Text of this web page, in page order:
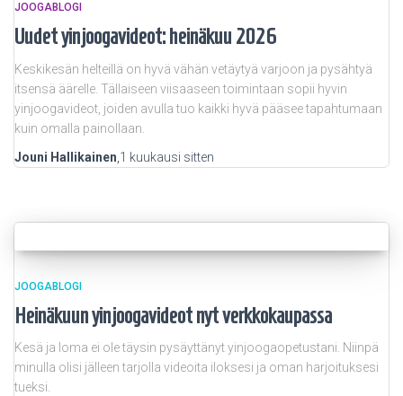
JOOGABLOGI
Uudet yinjoogavideot: heinäkuu 2026
Keskikesän helteillä on hyvä vähän vetäytyä varjoon ja pysähtyä
itsensä äärelle. Tällaiseen viisaaseen toimintaan sopii hyvin
yinjoogavideot, joiden avulla tuo kaikki hyvä pääsee tapahtumaan
kuin omalla painollaan.
Jouni Hallikainen 1 kuukausi sitten
JOOGABLOGI
Heinäkuun yinjoogavideot nyt verkkokaupassa
Kesä ja loma ei ole täysin pysäyttänyt yinjoogaopetustani. Niinpä
minulla olisi jälleen tarjolla videoita iloksesi ja oman harjoituksesi
tueksi.